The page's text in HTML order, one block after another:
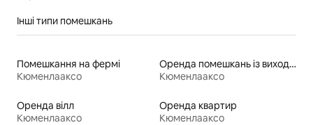
Інші типи помешкань
Помешкання на фермі
Кюменлааксо
Оренда помешкань із виходом до пляжу
Кюменлааксо
Оренда вілл
Кюменлааксо
Оренда квартир
Кюменлааксо